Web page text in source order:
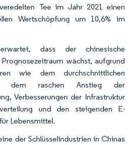
Tee im Jahr 2021 einen
Wertschöpfung um 10,6% im
dass der chinesische
wächst, aufgrund
wie dem durchschnittlichen
dem raschen Anstieg der
Verbesserungen der Infrastruktur
und den steigenden E-
Lebensmittel.
der Schlüsselindustrien in Chinas